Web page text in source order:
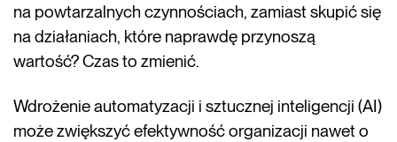
na powtarzalnych czynnościach, zamiast skupić się
na działaniach, które naprawdę przynoszą
wartość? Czas to zmienić.
Wdrożenie automatyzacji i sztucznej inteligencji (AI)
może zwiększyć efektywność organizacji nawet o